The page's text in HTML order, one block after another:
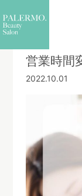
営業時間
2022.10.01